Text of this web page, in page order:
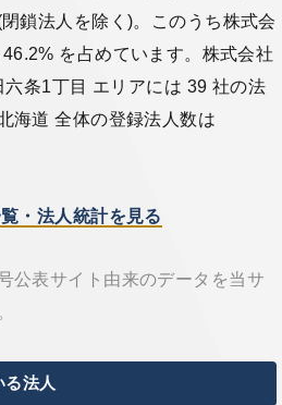
鎖法人を除く)。このうち株式会
を占めています。株式会社
条1丁目 エリアには 39 社の法
海道 全体の登録法人数は
・法人統計を見る
公表サイト由来のデータを当サ
る法人